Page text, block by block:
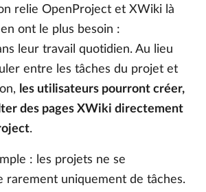
relie OpenProject et XWiki là
ont le plus besoin :
leur travail quotidien. Au lieu
entre les tâches du projet et
les utilisateurs pourront créer,
des pages XWiki directement
.
: les projets ne se
rarement uniquement de tâches.